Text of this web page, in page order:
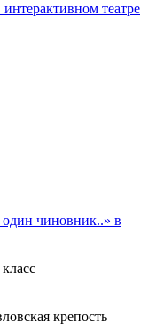
театре
чиновник..» в
крепость